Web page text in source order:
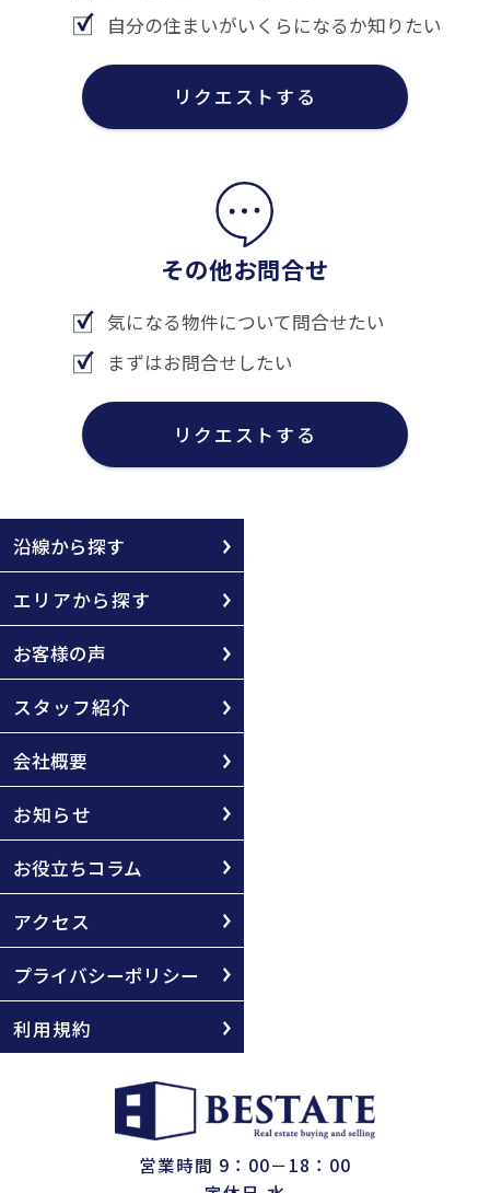
自分の住まいがいくらになるか知りたい
リクエストする
その他お問合せ
気になる物件について問合せたい
まずはお問合せしたい
リクエストする
沿線から探す
エリアから探す
お客様の声
スタッフ紹介
会社概要
お知らせ
お役立ちコラム
アクセス
プライバシーポリシー
利用規約
営業時間 9：00－18：00